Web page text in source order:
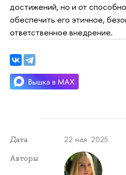
достижений, но и от
обеспечить его этичное,
ответственное внедрение.
Дата 22 мая 2025
Авторы